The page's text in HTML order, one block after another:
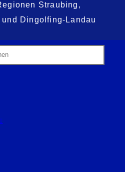
Straubing,
Dingolfing-Landau